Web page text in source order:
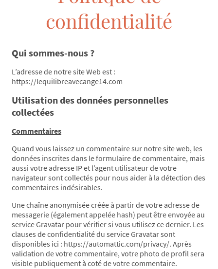
confidentialité
Qui sommes-nous ?
L’adresse de notre site Web est :
https://lequilibreavecange14.com
Utilisation des données personnelles
collectées
Commentaires
Quand vous laissez un commentaire sur notre site web, les
données inscrites dans le formulaire de commentaire, mais
aussi votre adresse IP et l’agent utilisateur de votre
navigateur sont collectés pour nous aider à la détection des
commentaires indésirables.
Une chaîne anonymisée créée à partir de votre adresse de
messagerie (également appelée hash) peut être envoyée au
service Gravatar pour vérifier si vous utilisez ce dernier. Les
clauses de confidentialité du service Gravatar sont
disponibles ici : https://automattic.com/privacy/. Après
validation de votre commentaire, votre photo de profil sera
visible publiquement à coté de votre commentaire.